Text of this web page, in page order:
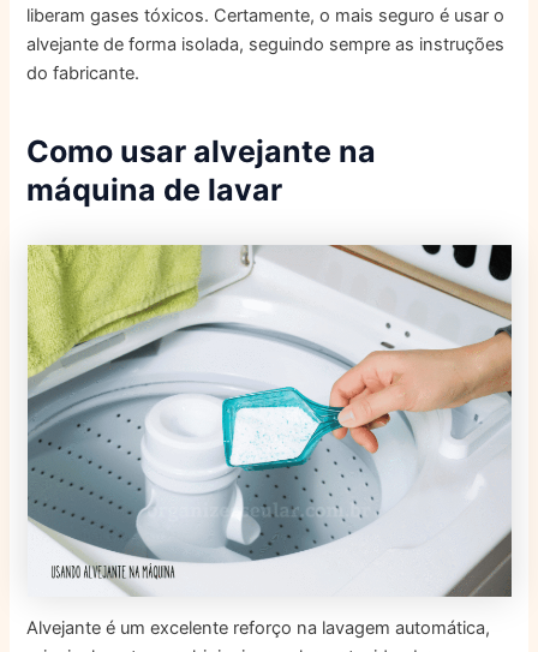
liberam gases tóxicos. Certamente, o mais seguro é usar o
alvejante de forma isolada, seguindo sempre as instruções
do fabricante.
Como usar alvejante na
máquina de lavar
Alvejante é um excelente reforço na lavagem automática,